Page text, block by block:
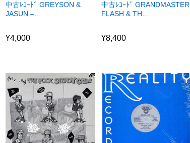
中古ﾚｺｰﾄﾞ GREYSON &
JASUN –…
¥4,000
中古ﾚｺｰﾄﾞ GRANDMASTER
FLASH & TH…
¥8,400